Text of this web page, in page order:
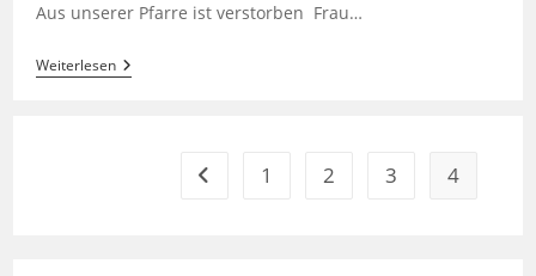
Aus unserer Pfarre ist verstorben Frau…
WeiterlesenWir
Trauern
Gehe zur vorherigen Seite
1 2 3 4